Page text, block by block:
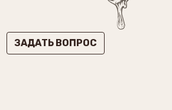
ЗАДАТЬ ВОПРОС